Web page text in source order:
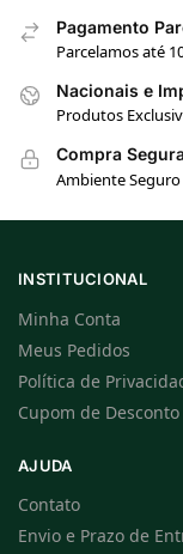
Pagamento
Parcelamos até
Nacionais e
Produtos
Compra Segura
Ambiente Seguro
INSTITUCIONAL
Minha Conta
Meus Pedidos
Política de
Cupom de Desconto
AJUDA
Contato
Envio e Prazo de